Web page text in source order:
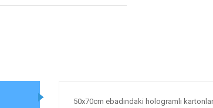
50x70cm ebadındaki hologramlı